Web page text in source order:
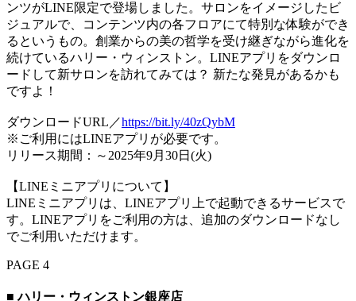
ンツがLINE限定で登場しました。サロンをイメージしたビ
ジュアルで、コンテンツ内の各フロアにて特別な体験ができ
るというもの。創業からの美の哲学を受け継ぎながら進化を
続けているハリー・ウィンストン。LINEアプリをダウンロ
ードして新サロンを訪れてみては？ 新たな発見があるかも
ですよ！
ダウンロードURL／https://bit.ly/40zQybM
※ご利用にはLINEアプリが必要です。
リリース期間：～2025年9月30日(火)
【LINEミニアプリについて】
LINEミニアプリは、LINEアプリ上で起動できるサービスで
す。LINEアプリをご利用の方は、追加のダウンロードなし
でご利用いただけます。
PAGE 4
■ ハリー・ウィンストン銀座店